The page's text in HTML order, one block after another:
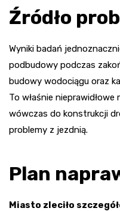
Źródło
Wyniki badań
podbudowy podczas
budowy wodociągu oraz
To właśnie
wówczas do konstrukcji
problemy z jezdnią.
Plan
Miasto zleciło